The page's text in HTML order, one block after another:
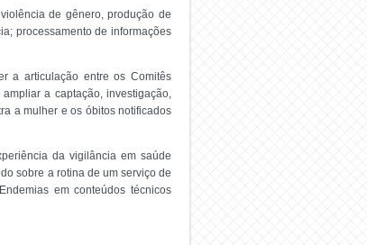
de gênero, produção de
processamento de informações
a articulação entre os Comitês
a captação, investigação,
a mulher e os óbitos notificados
da vigilância em saúde
sobre a rotina de um serviço de
em conteúdos técnicos